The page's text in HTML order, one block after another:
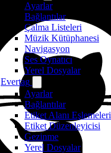
Ayarlar
Bağlantılar
Çalma Listeleri
Müzik Kütüphanesi
Navigasyon
Ses Oynatıcı
Yerel Dosyalar
Evertag
Ayarlar
Bağlantılar
Etiket Alanı Eşlemeleri
Etiket Düzenleyicisi
Gezinme
Yerel Dosyalar